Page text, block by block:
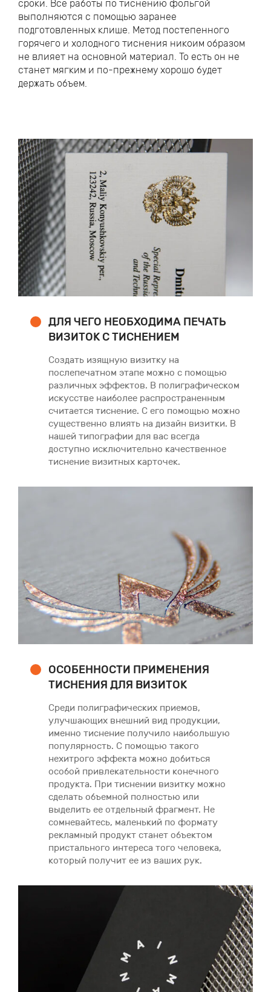
сроки. Все работы по тиснению фольгой
выполняются с помощью заранее
подготовленных клише. Метод постепенного
горячего и холодного тиснения никоим образом
не влияет на основной материал. То есть он не
станет мягким и по-прежнему хорошо будет
держать объем.
ДЛЯ ЧЕГО НЕОБХОДИМА ПЕЧАТЬ
ВИЗИТОК С ТИСНЕНИЕМ
Создать изящную визитку на
послепечатном этапе можно с помощью
различных эффектов. В полиграфическом
искусстве наиболее распространенным
считается тиснение. С его помощью можно
существенно влиять на дизайн визитки. В
нашей типографии для вас всегда
доступно исключительно качественное
тиснение визитных карточек.
ОСОБЕННОСТИ ПРИМЕНЕНИЯ
ТИСНЕНИЯ ДЛЯ ВИЗИТОК
Среди полиграфических приемов,
улучшающих внешний вид продукции,
именно тиснение получило наибольшую
популярность. С помощью такого
нехитрого эффекта можно добиться
особой привлекательности конечного
продукта. При тиснении визитку можно
сделать объемной полностью или
выделить ее отдельный фрагмент. Не
сомневайтесь, маленький по формату
рекламный продукт станет объектом
пристального интереса того человека,
который получит ее из ваших рук.